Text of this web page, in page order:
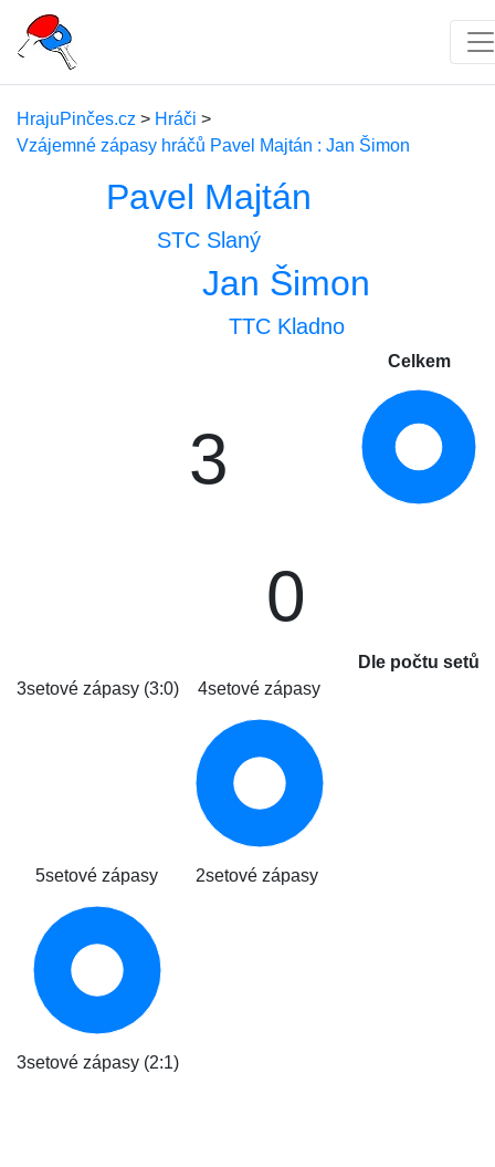
HrajuPinčes.cz > Hráči >
Vzájemné zápasy hráčů Pavel Majtán : Jan Šimon
Pavel Majtán
STC Slaný
Jan Šimon
TTC Kladno
Celkem
3
0
Dle počtu setů
3setové zápasy (3:0)
4setové zápasy
5setové zápasy 2setové zápasy
3setové zápasy (2:1)